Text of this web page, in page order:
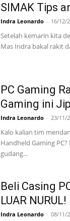
SIMAK Tips
Indra Leonardo - 16/12/
Setelah kemarin kita
Mas Indra bakal rakit
PC Gaming
Gaming ini
Indra Leonardo - 23/11/
Kalo kalian tim
Handheld Gaming
gudang...
Beli Casing
LUAR
Indra Leonardo - 08/11/